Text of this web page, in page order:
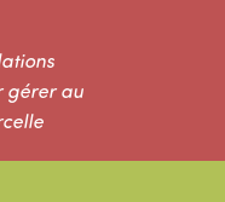
gérer au